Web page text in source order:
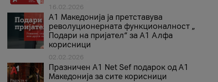
16.02.2026
А1 Македонија ја претставува
револуционерната функционалност „
Подари на пријател“ за А1 Алфа
корисници
02.02.2026
Празничен A1 Net Sеf подарок од А1
Македонија за сите корисници